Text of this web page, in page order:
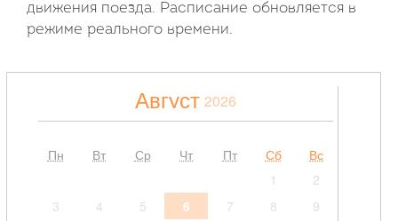
движения поезда. Расписание обновляется в
режиме реального времени.
Август 2026
Пн Вт Ср Чт Пт Сб
Вс
1
2
3
4 5 6 7 8
9